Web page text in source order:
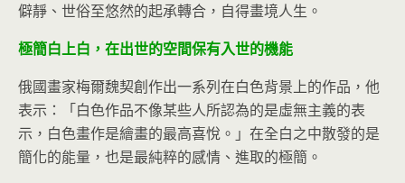
僻靜、世俗至悠然的起承轉合，自得畫境人生。
極簡白上白，在出世的空間保有入世的機能
俄國畫家梅爾魏契創作出一系列在白色背景上的作品，他
表示：「白色作品不像某些人所認為的是虛無主義的表
示，白色畫作是繪畫的最高喜悅。」在全白之中散發的是
簡化的能量，也是最純粹的感情、進取的極簡。